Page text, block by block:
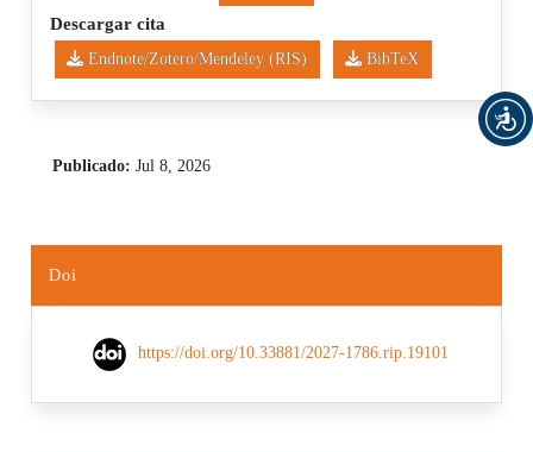
Descargar cita
Endnote/Zotero/Mendeley (RIS) BibTeX
Publicado: Jul 8, 2026
Doi
https://doi.org/10.33881/2027-1786.rip.19101